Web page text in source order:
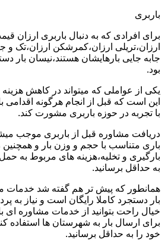
باربری
برای افرادی که به دنبال باربری ارزان
ارزان،تریلی ارزان،کمرشکن ارزان،تک
جابه جایی بارهایشان هستند،نیسان بار
بود.
یکی از عواملی که میتواند در کاهش
این است که قبل از انجام هرگونه
با تجربه در حوزه باربری مشورت کند.
دریافت مشاوره قبل از باربری موجب
باری متناسب با حجم و وزن بار و
بارگیری و تخلیه،هزینه های مربوط به حمل
به حداقل برسانید.
همانطور که پیش تر هم گفته شد خدمات
بار دستجرد کاملا رایگان است و نیاز به
خیال راحت بتوانید از خدمات مشاوره ای
برای ارسال بار به شهرستان ها استفاده
خود را به حداقل برسانید.